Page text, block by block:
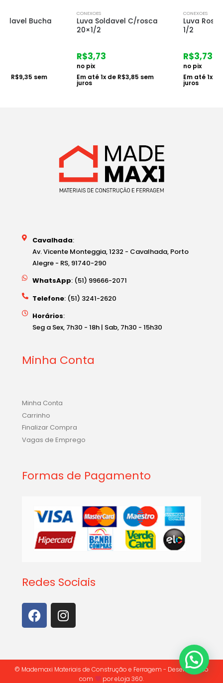
Luva Soldavel C/rosca
Em até1x de 3,85sem
juros
Luva Roscavel 3/4 X
Em até1x de 3,85sem
juros
Cavalhada:
Av. Vicente Monteggia, 1232 - Cavalhada, Porto
Alegre - RS, 91740-290
WhatsApp: (51) 99666-2071
Telefone: (51) 3241-2620
Horários:
Seg a Sex, 7h30 - 18h | Sab, 7h30 - 15h30
Minha Conta
Minha Conta
Carrinho
Finalizar Compra
Vagas de Emprego
Formas de Pagamento
Redes Sociais
© Mademaxi Materiais de Construção e Ferragem - Desenvolvido
com
poreLoja 360.